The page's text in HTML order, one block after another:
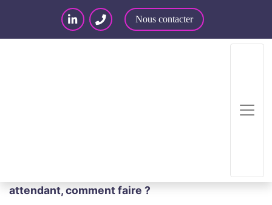
Nous contacter
données aux USA : vers un nouveau texte ? En
attendant, comment faire ?